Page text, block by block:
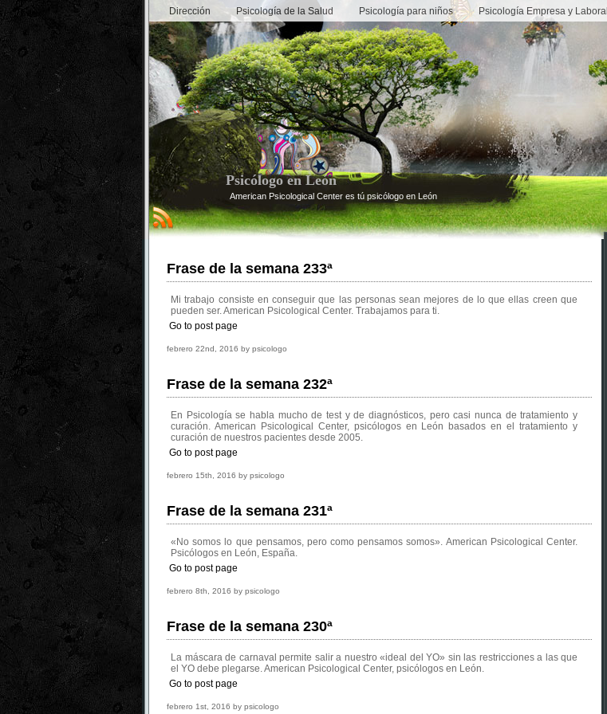
Dirección Psicología de la Salud Psicología para niños Psicología Empresa y Laboral
Psicólogo en León
American Psicological Center es tú psicólogo en León
Frase de la semana 233ª
Mi trabajo consiste en conseguir que las personas sean mejores de lo que ellas creen que
pueden ser. American Psicological Center. Trabajamos para ti.
Go to post page
febrero 22nd, 2016 by psicologo
Frase de la semana 232ª
En Psicología se habla mucho de test y de diagnósticos, pero casi nunca de tratamiento y
curación. American Psicological Center, psicólogos en León basados en el tratamiento y
curación de nuestros pacientes desde 2005.
Go to post page
febrero 15th, 2016 by psicologo
Frase de la semana 231ª
«No somos lo que pensamos, pero como pensamos somos». American Psicological Center.
Psicólogos en León, España.
Go to post page
febrero 8th, 2016 by psicologo
Frase de la semana 230ª
La máscara de carnaval permite salir a nuestro «ideal del YO» sin las restricciones a las que
el YO debe plegarse. American Psicological Center, psicólogos en León.
Go to post page
febrero 1st, 2016 by psicologo